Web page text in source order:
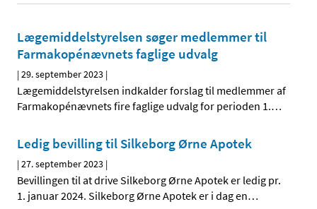
Lægemiddelstyrelsen søger medlemmer til
Farmakopénævnets faglige udvalg
|29. september 2023 |
Lægemiddelstyrelsen indkalder forslag til medlemmer af
Farmakopénævnets fire faglige udvalg for perioden 1.…
Ledig bevilling til Silkeborg Ørne Apotek
|27. september 2023 |
Bevillingen til at drive Silkeborg Ørne Apotek er ledig pr.
1. januar 2024. Silkeborg Ørne Apotek er i dag en…